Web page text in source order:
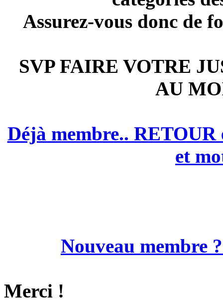
Assurez-vous donc de
SVP FAIRE VOTRE
AU
Déjà membre.. RETOUR
et
Nouveau membre
Merci !